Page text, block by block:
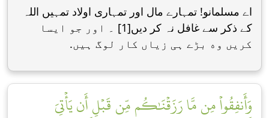
اے مسلمانو! تمہارے مال اور تمہاری اوﻻد تمہیں اللہ
کے ذکر سے غافل نہ کر دیں[1] ۔ اور جو ایسا
کریں وه بڑے ہی زیاں کار لوگ ہیں.
وَأَنفِقُواْ مِن مَّا رَزَقۡنَٰكُم مِّن قَبۡلِ أَن يَأۡتِيَ